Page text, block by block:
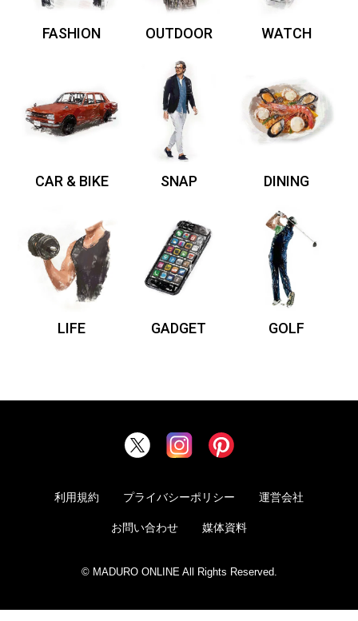
FASHION OUTDOOR WATCH
CAR & BIKE SNAP DINING
LIFE GADGET GOLF
利用規約 プライバシーポリシー 運営会社
お問い合わせ 媒体資料
© MADURO ONLINE All Rights Reserved.